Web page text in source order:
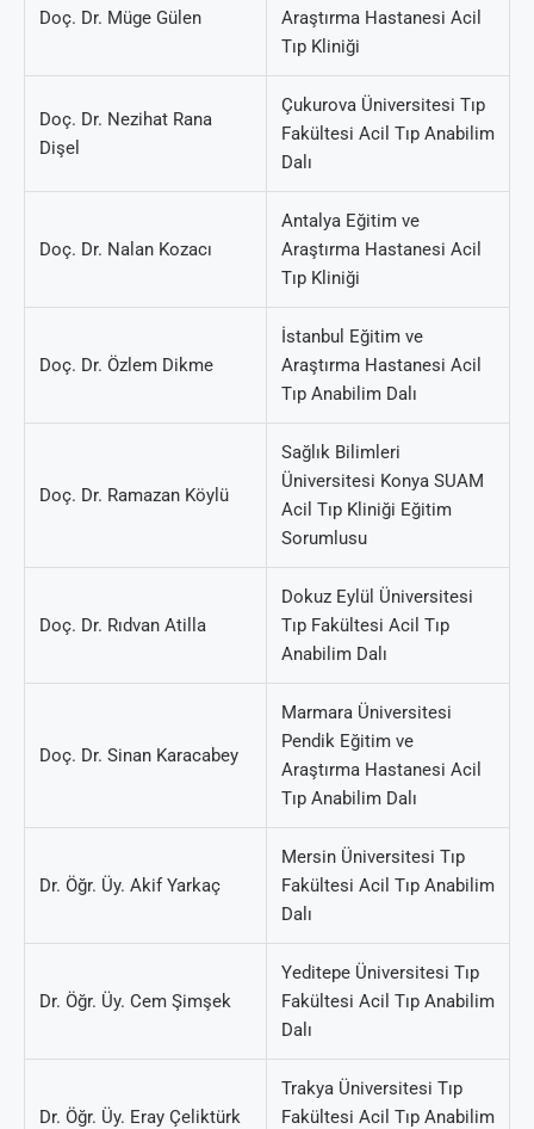
Doç. Dr. Müge Gülen
Araştırma Hastanesi Acil
Tıp Kliniği
Doç. Dr. Nezihat Rana
Dişel
Çukurova Üniversitesi Tıp
Fakültesi Acil Tıp Anabilim
Dalı
Doç. Dr. Nalan Kozacı
Antalya Eğitim ve
Araştırma Hastanesi Acil
Tıp Kliniği
Doç. Dr. Özlem Dikme
İstanbul Eğitim ve
Araştırma Hastanesi Acil
Tıp Anabilim Dalı
Doç. Dr. Ramazan Köylü
Sağlık Bilimleri
Üniversitesi Konya SUAM
Acil Tıp Kliniği Eğitim
Sorumlusu
Doç. Dr. Rıdvan Atilla
Dokuz Eylül Üniversitesi
Tıp Fakültesi Acil Tıp
Anabilim Dalı
Doç. Dr. Sinan Karacabey
Marmara Üniversitesi
Pendik Eğitim ve
Araştırma Hastanesi Acil
Tıp Anabilim Dalı
Dr. Öğr. Üy. Akif Yarkaç
Mersin Üniversitesi Tıp
Fakültesi Acil Tıp Anabilim
Dalı
Dr. Öğr. Üy. Cem Şimşek
Yeditepe Üniversitesi Tıp
Fakültesi Acil Tıp Anabilim
Dalı
Dr. Öğr. Üy. Eray Çeliktürk
Trakya Üniversitesi Tıp
Fakültesi Acil Tıp Anabilim